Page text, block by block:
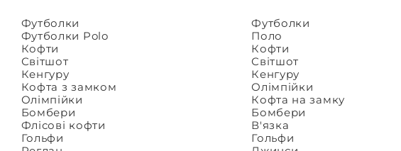
Футболки
Футболки Polo
Кофти
Світшот
Кенгуру
Кофта з замком
Олімпійки
Бомбери
Флісові кофти
Гольфи
Футболки
Поло
Кофти
Світшот
Кенгуру
Олімпійки
Кофта на замку
Бомбери
В'язка
Гольфи